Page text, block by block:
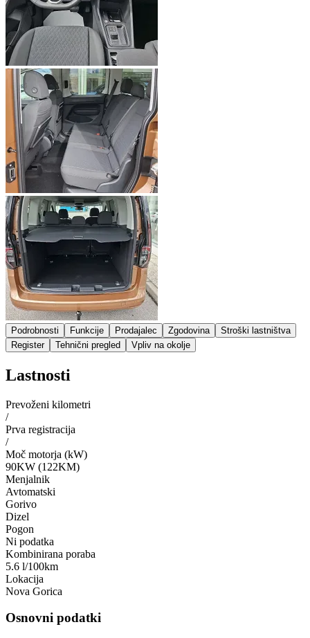
Podrobnosti Funkcije Prodajalec Zgodovina
Stroški lastništva
Register
Tehnični pregled Vpliv na okolje
Lastnosti
Prevoženi kilometri
/
Prva registracija
/
Moč motorja (kW)
90KW (122KM)
Menjalnik
Avtomatski
Gorivo
Dizel
Pogon
Ni podatka
Kombinirana poraba
5.6 l/100km
Lokacija
Nova Gorica
Osnovni podatki